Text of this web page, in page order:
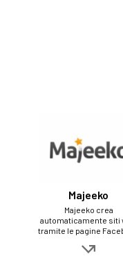
Majeeko
Majeeko crea
automaticamente siti
tramite le pagine